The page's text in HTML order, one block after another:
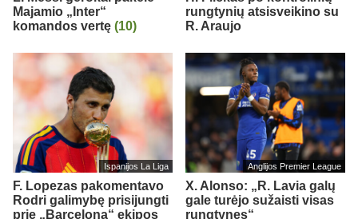
Majamio „Inter“
komandos vertę (10)
rungtynių atsisveikino su
R. Araujo
Ispanijos La Liga
F. Lopezas pakomentavo
Rodri galimybę prisijungti
prie „Barcelona“ ekipos
Anglijos Premier League
X. Alonso: „R. Lavia galų
gale turėjo sužaisti visas
rungtynes“